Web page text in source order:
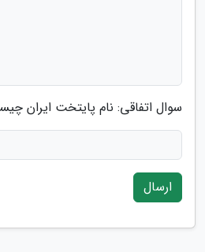
سوال اتفاقی: نام پایتخت ایران
ارسال